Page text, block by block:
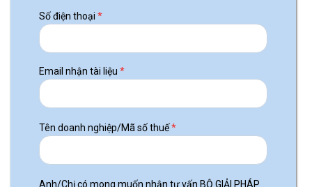
Số điện thoại *
Email nhận tài liệu *
Tên doanh nghiệp/Mã số thuế*
Anh/Chị có mong muốn nhận tư vấn BỘ GIẢI PHÁP